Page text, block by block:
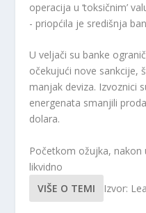
operacija u ‘toksičnim’
- priopćila je središnja
U veljači su banke
očekujući nove sankcije,
manjak deviza. Izvoznici
energenata smanjili
dolara.
Početkom ožujka,
likvidno
VIŠE O TEMI
Izvor: